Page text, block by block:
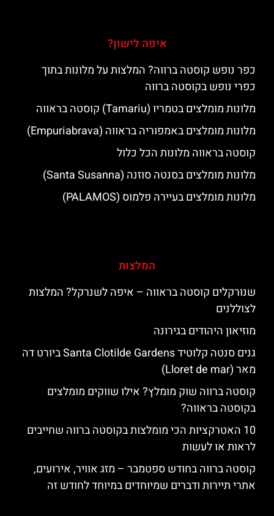
איפה לישון?
כפר נופש קוסטה ברווה? המלצות על מלונות בתוך
כפרי נופש בקוסטה ברווה
מלונות מומלצים בטמריו (Tamariu) קוסטה בראווה
מלונות מומלצים באמפוריה בראווה (Empuriabrava)
קוסטה בראווה מלונות הכל כלול
מלונות מומלצים בסנטה סוזנה (Santa Susanna)
מלונות מומלצים בעיירה פלמוס (PALAMOS)
המלצות
שנורקלים קוסטה בראווה – איפה לשנרקל? המלצות
לצוללנים
מוזיאון היהודים בגירונה
גנים סנטה קלוטיד Santa Clotilde Gardens ביורט דה
מאר (Lloret de mar)
קוסטה ברווה שוק מומלץ? אילו שווקים מומלצים
בקוסטה בראווה?
10 האטרקציות הכי מומלצות בקוסטה ברווה שחייבים
לראות או לעשות
קוסטה ברווה בחודש ספטמבר – מזג אוויר, אירועים,
אתרי תיירות ודברים שמיוחדים במיוחד לחודש זה